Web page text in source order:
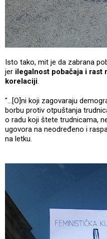
Isto tako, mit je da zabrana
jer ilegalnost pobačaja i rast
korelaciji.
"...[O]ni koji zagovaraju
borbu protiv otpuštanja
o radu koji štete trudnicama,
ugovora na neodređeno i
na letku.